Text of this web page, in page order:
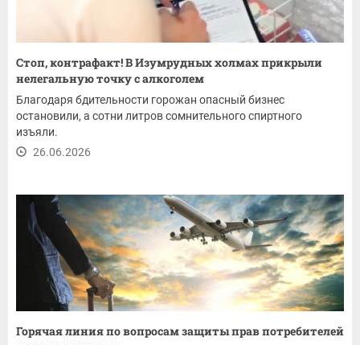
Стоп, контрафакт! В Изумрудных холмах прикрыли
нелегальную точку с алкоголем
Благодаря бдительности горожан опасный бизнес
остановили, а сотни литров сомнительного спиртного
изъяли.
26.06.2026
Горячая линия по вопросам защиты прав потребителей